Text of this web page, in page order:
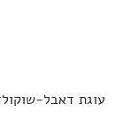
עוגת דאבל-